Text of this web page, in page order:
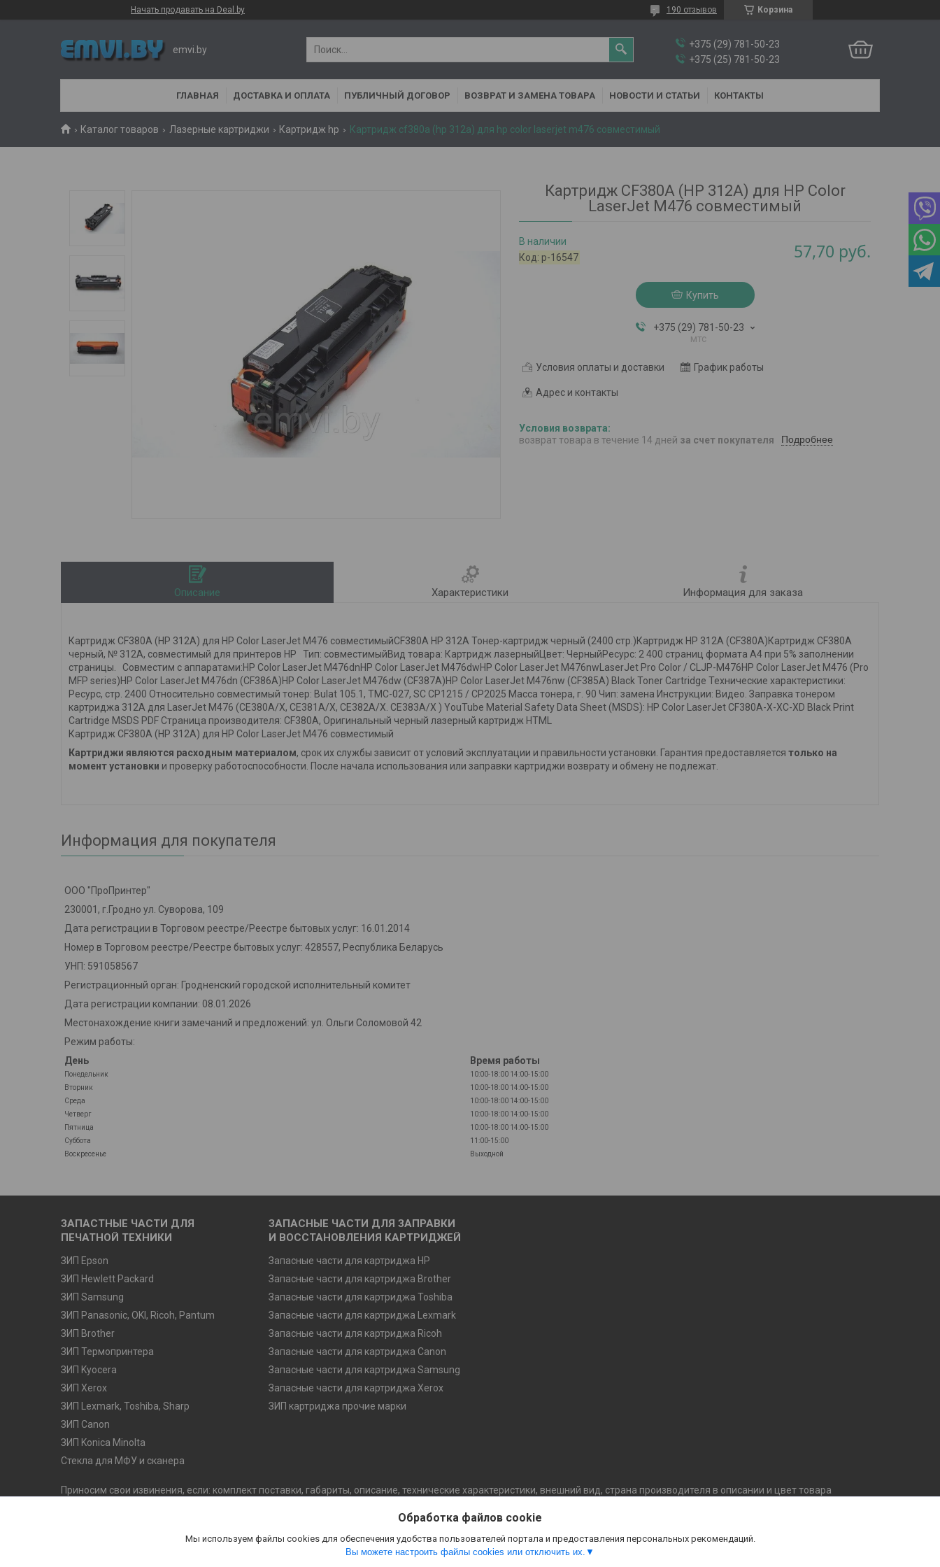
Начать продавать на Deal.by Корзина
190 отзывов
emvi.by
+375 (29) 781-50-23
+375 (25) 781-50-23
ГЛАВНАЯ ДОСТАВКА И ОПЛАТА ПУБЛИЧНЫЙ ДОГОВОР ВОЗВРАТ И ЗАМЕНА ТОВАРА НОВОСТИ И СТАТЬИ КОНТАКТЫ
Каталог товаров Лазерные картриджи Картридж hp Картридж cf380a (hp 312a) для hp color laserjet m476 совместимый
Картридж CF380A (HP 312A) для HP Color
LaserJet M476 совместимый
В наличии
Код: р-16547 57,70 руб.
Купить
+375 (29) 781-50-23
мтс
Условия оплаты и доставки График работы
Адрес и контакты
возврат товара в течение 14 дней за счет покупателя Подробнее
Описание Характеристики Информация для заказа
Картридж CF380A (HP 312A) для HP Color LaserJet M476 совместимыйCF380A HP 312A Тонер-картридж черный (2400 стр.)Картридж HP 312A (CF380A)Картридж CF380A
черный, № 312A, совместимый для принтеров HP Тип: совместимыйВид товара: Картридж лазерныйЦвет: ЧерныйРесурс: 2 400 страниц формата А4 при 5% заполнении
страницы. Совместим с аппаратами:HP Color LaserJet M476dnHP Color LaserJet M476dwHP Color LaserJet M476nwLaserJet Pro Color / CLJP-M476HP Color LaserJet M476 (Pro
MFP series)HP Color LaserJet M476dn (CF386A)HP Color LaserJet M476dw (CF387A)HP Color LaserJet M476nw (CF385A) Black Toner Cartridge Технические характеристики:
Ресурс, стр. 2400 Относительно совместимый тонер: Bulat 105.1, TMC-027, SC CP1215 / CP2025 Масса тонера, г. 90 Чип: замена Инструкции: Видео. Заправка тонером
картриджа 312A для LaserJet M476 (CE380A/X, CE381A/X, CE382A/X. CE383A/X ) YouTube Material Safety Data Sheet (MSDS): HP Color LaserJet CF380A-X-XC-XD Black Print
Cartridge MSDS PDF Страница производителя: CF380A, Оригинальный черный лазерный картридж HTML
Картридж CF380A (HP 312A) для HP Color LaserJet M476 совместимый
Картриджи являются расходным материалом, срок их службы зависит от условий эксплуатации и правильности установки. Гарантия предоставляется только на
момент установки и проверку работоспособности. После начала использования или заправки картриджи возврату и обмену не подлежат.
Информация для покупателя
ООО "ПроПринтер"
230001, г.Гродно ул. Суворова, 109
Дата регистрации в Торговом реестре/Реестре бытовых услуг: 16.01.2014
Номер в Торговом реестре/Реестре бытовых услуг: 428557, Республика Беларусь
УНП: 591058567
Регистрационный орган: Гродненский городской исполнительный комитет
Дата регистрации компании: 08.01.2026
Местонахождение книги замечаний и предложений: ул. Ольги Соломовой 42
Режим работы:
День
Время работы
Понедельник 10:00-18:00 14:00-15:00
Вторник
10:00-18:00 14:00-15:00
Среда
10:00-18:00 14:00-15:00
Четверг
10:00-18:00 14:00-15:00
Пятница
10:00-18:00 14:00-15:00
Суббота
11:00-15:00
Воскресенье
Выходной
ЗАПАСТНЫЕ ЧАСТИ ДЛЯ
ПЕЧАТНОЙ ТЕХНИКИ
ЗИП Epson
ЗИП Hewlett Packard
ЗИП Samsung
ЗИП Panasonic, OKI, Ricoh, Pantum
ЗИП Brother
ЗИП Термопринтера
ЗИП Kyocera
ЗИП Xerox
ЗИП Lexmark, Toshiba, Sharp
ЗИП Canon
ЗИП Konica Minolta
Стекла для МФУ и сканера
ЗАПАСНЫЕ ЧАСТИ ДЛЯ ЗАПРАВКИ
И ВОССТАНОВЛЕНИЯ КАРТРИДЖЕЙ
Запасные части для картриджа HP
Запасные части для картриджа Brother
Запасные части для картриджа Toshiba
Запасные части для картриджа Lexmark
Запасные части для картриджа Ricoh
Запасные части для картриджа Canon
Запасные части для картриджа Samsung
Запасные части для картриджа Xerox
ЗИП картриджа прочие марки
Приносим свои извинения, если: комплект поставки, габариты, описание, технические характеристики, внешний вид, страна производителя в описании и цвет товара
его потребительских качеств, без предварительного уведомления потребителя. В случае любых сомнений перед покупкой уточняйте технические характеристики и
Обработка файлов cookie
Мы используем файлы cookies для обеспечения удобства пользователей портала и предоставления персональных рекомендаций.
Вы можете настроить файлы cookies или отключить их.